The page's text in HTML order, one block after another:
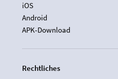
iOS
Android
APK-Download
Rechtliches